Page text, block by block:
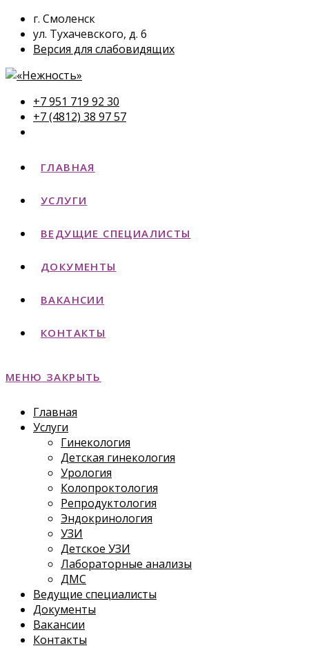
г. Смоленск
ул. Тухачевского, д. 6
Версия для слабовидящих
+7 951 719 92 30
+7 (4812) 38 97 57
ГЛАВНАЯ
УСЛУГИ
ВЕДУЩИЕ СПЕЦИАЛИСТЫ
ДОКУМЕНТЫ
ВАКАНСИИ
КОНТАКТЫ
МЕНЮ ЗАКРЫТЬ
Главная
Услуги
Гинекология
Детская гинекология
Урология
Колопроктология
Репродуктология
Эндокринология
УЗИ
Детское УЗИ
Лабораторные анализы
ДМС
Ведущие специалисты
Документы
Вакансии
Контакты